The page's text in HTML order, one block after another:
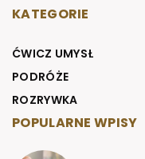
KATEGORIE
ĆWICZ UMYSŁ
PODRÓŻE
ROZRYWKA
POPULARNE WPISY